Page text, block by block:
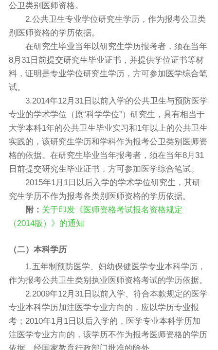
公卫类别医师资格。
2.公共卫生专业学位研究生学历，作为报考公卫类
别医师资格的学历依据。
在研究生毕业当年以研究生学历报考者，须在当年
8月31日前提交研究生毕业证书，并提供学位证书等材
料，证明是专业学位研究生学历，方可参加医学综合笔
试。
3.2014年12月31日以前入学的公共卫生与预防医学
专业的学术学位（原“科学学位”）研究生，具有相当于
大学本科1年的公共卫生毕业实习和1年以上的公共卫生
实践的，该研究生学历和学科作为报考公卫类别医师资
格的依据。在研究生毕业当年报考者，须在当年8月31
日前提交研究生毕业证书，方可参加医学综合笔试。
2015年1月1日以后入学的学术学位研究生，其研
究生学历不作为报考各类别医师资格的学历依据。
附： 关于印发《医师资格考试报名资格规定
（2014版）》的通知
（二）本科学历
1.五年制预防医学、妇幼保健医学专业本科学历，
作为报考公共卫生类别执业医师资格考试的学历依据。
2.2009年12月31日以前入学、符合本款规定的医学
专业本科学历加注医学专业方向的，应以学历专业报
考；2010年1月1日以后入学的，医学专业本科学历加
注医学专业方向的，该学历不作为报考医师资格的学历
依据，经国家教育行政部门批准的除外。